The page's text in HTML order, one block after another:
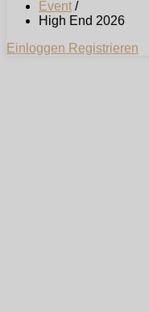
Event /
High End 2026
Einloggen Registrieren